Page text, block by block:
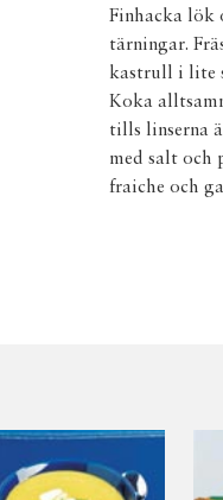
Finhacka lök
tärningar.
kastrull i lite
Koka
tills linserna
med salt och
fraiche och